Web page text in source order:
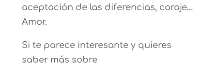
aceptación de las diferencias, coraje…
Amor.
Si te parece interesante y quieres
saber más sobre